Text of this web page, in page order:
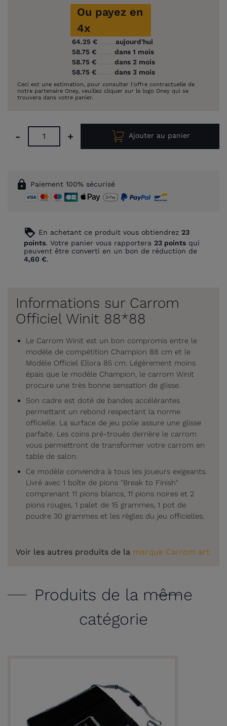
Ou payez en
4x
64.25 €
aujourd'hui
58.75 €
dans 1 mois
58.75 €
dans 2 mois
58.75 €
dans 3 mois
Ceci est une estimation, pour consulter l'offre contractuelle de
notre partenaire Oney, veuillez cliquer sur le logo Oney qui se
trouvera dans votre panier.
- + Ajouter au panier
lock Paiement 100% sécurisé
loyalty En achetant ce produit vous obtiendrez 23
points. Votre panier vous rapportera 23 points qui
peuvent être converti en un bon de réduction de
4,60 €.
Informations sur Carrom
Officiel Winit 88*88
Le Carrom Winit est un bon compromis entre le
modèle de compétition Champion 88 cm et le
Modèle Officiel Ellora 85 cm. Légèrement moins
épais que le modèle Champion, le carrom Winit
procure une très bonne sensation de glisse.
Son cadre est doté de bandes accélérantes
permettant un rebond respectant la norme
officielle. La surface de jeu polie assure une glisse
parfaite. Les coins pré-troués derrière le carrom
vous permettront de transformer votre carrom en
table de salon.
Ce modèle conviendra à tous les joueurs exigeants.
Livré avec 1 boîte de pions "Break to Finish"
comprenant 11 pions blancs, 11 pions noires et 2
pions rouges, 1 palet de 15 grammes, 1 pot de
poudre 30 grammes et les règles du jeu officielles.
Voir les autres produits de la marque Carrom art
Produits de la même
catégorie